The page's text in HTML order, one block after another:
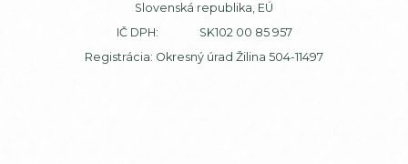
Slovenská republika, EÚ
IČ DPH: SK102 00 85 957
Registrácia: Okresný úrad Žilina 504-11497